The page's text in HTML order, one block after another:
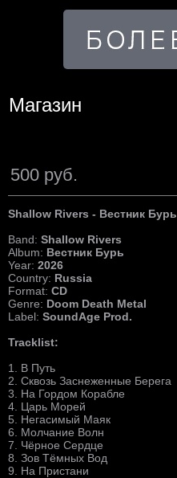
Магазин
500 руб.
Shallow Rivers - Вестник Бурь
Band: Shallow Rivers
Album: Вестник Бурь
Year: 2026
Country: Russia
Format: CD
Genre: Doom Death Metal
Label: SoundAge Prod.
Tracklist:
1. В Путь
2. Сквозь Заснеженные Берега
3. На Гордом Корабле
4. Царь Морей
5. Негасимый Маяк
6. Молчание Волн
7. Чёрное Сердце
8. Зов Тёмных Вод
9. На Пристани